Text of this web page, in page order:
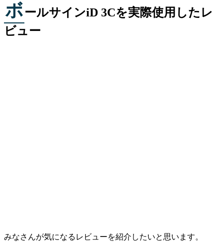
ボールサインiD 3Cを実際使用したレ
ビュー
みなさんが気になるレビューを紹介したいと思います。